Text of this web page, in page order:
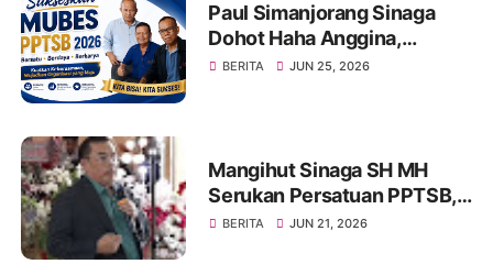
Paul Simanjorang Sinaga
Dohot Haha Anggina,
Singgah di Warung Makan
BERITA JUN 25, 2026
Mangihut Sinaga SH MH
Serukan Persatuan PPTSB,
Tetap Bersatu Dan Kuat
BERITA JUN 21, 2026